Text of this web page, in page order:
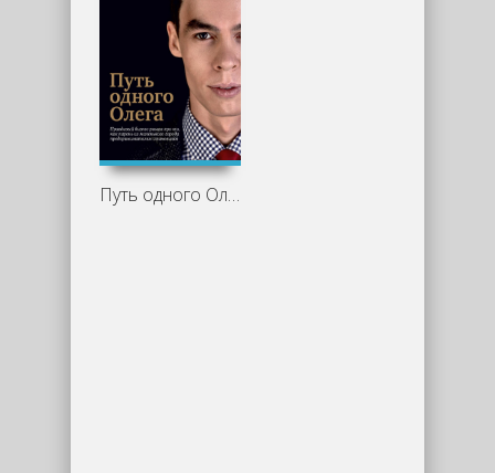
Путь одного Олега - Олег Торбосов